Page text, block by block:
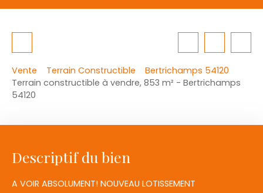
Vente Terrain Constructible
Bertrichamps 54120
Terrain constructible à vendre, 853 m² - Bertrichamps
54120
Descriptif du bien
A VOIR ABSOLUMENT! NOUVEAU LOTISSEMENT